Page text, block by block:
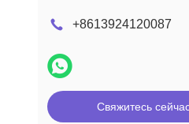
+8613924120087
Свяжитесь